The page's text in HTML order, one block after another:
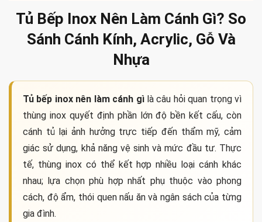
Tủ Bếp Inox Nên Làm Cánh Gì? So
Sánh Cánh Kính, Acrylic, Gỗ Và
Nhựa
Tủ bếp inox nên làm cánh gìlà câu hỏi quan trọng vì
thùng inox quyết định phần lớn độ bền kết cấu, còn
cánh tủ lại ảnh hưởng trực tiếp đến thẩm mỹ, cảm
giác sử dụng, khả năng vệ sinh và mức đầu tư. Thực
tế, thùng inox có thể kết hợp nhiều loại cánh khác
nhau; lựa chọn phù hợp nhất phụ thuộc vào phong
cách, độ ẩm, thói quen nấu ăn và ngân sách của từng
gia đình.